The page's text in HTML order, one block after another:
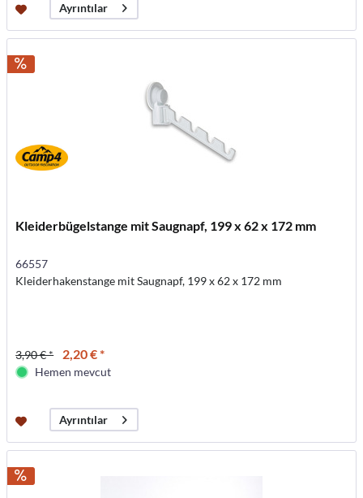
Ayrıntılar
Kleiderbügelstange mit Saugnapf, 199 x 62 x 172 mm
66557
Kleiderhakenstange mit Saugnapf, 199 x 62 x 172 mm
3,90 € * 2,20 € *
Hemen mevcut
Ayrıntılar